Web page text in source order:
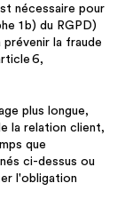
nécessaire pour
1 b) du RGPD)
la fraude
6,
plus longue,
la relation client,
que
ci-dessus ou
l'obligation